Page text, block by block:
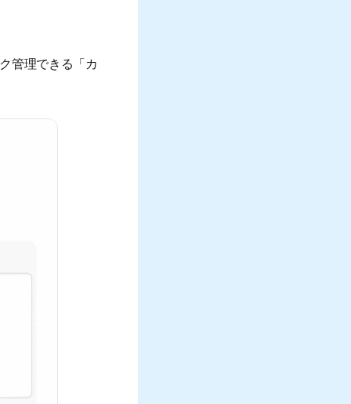
管理できる「カ